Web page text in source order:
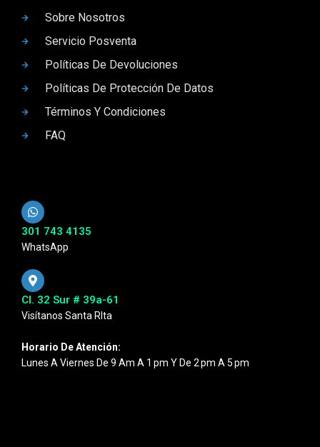
Sobre Nosotros
Servicio Posventa
Políticas De Devoluciones
Políticas De Protección De Datos
Términos Y Condiciones
FAQ
301 743 4135
WhatsApp
Cl. 32 Sur # 39a-61
Visítanos Santa RIta
Horario De Atención:
Lunes A Viernes De 9 Am A 1 Pm Y De 2 Pm A 5 Pm